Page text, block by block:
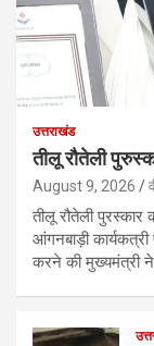
उत्तराखंड
तीलू रौतेली
August 9, 2026
तीलू रौतेली
आंगनबाड़ी
करने की मुख्यमंत्री